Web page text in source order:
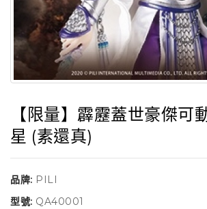
【限量】霹靂蓋世豪傑可
星 (素還真)
品牌: PILI
型號: QA40001